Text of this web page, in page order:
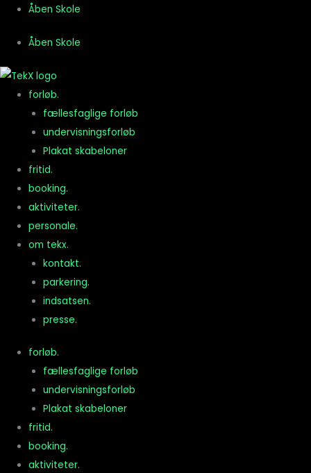
indholdet
Åben Skole
Åben Skole
forløb.
fællesfaglige forløb
undervisningsforløb
Plakat skabeloner
fritid.
booking.
aktiviteter.
personale.
om tekx.
kontakt.
parkering.
indsatsen.
presse.
forløb.
fællesfaglige forløb
undervisningsforløb
Plakat skabeloner
fritid.
booking.
aktiviteter.